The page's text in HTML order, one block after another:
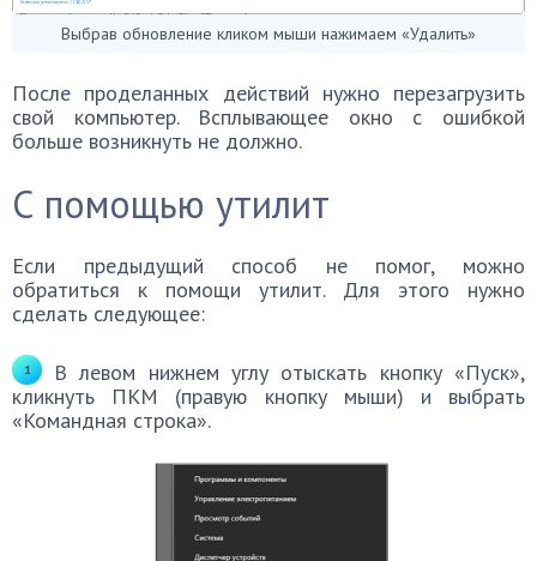
Выбрав обновление кликом мыши нажимаем «Удалить»
После проделанных действий нужно перезагрузить
свой компьютер. Всплывающее окно с ошибкой
больше возникнуть не должно.
С помощью утилит
Если предыдущий способ не помог, можно
обратиться к помощи утилит. Для этого нужно
сделать следующее:
В левом нижнем углу отыскать кнопку «Пуск»,
кликнуть ПКМ (правую кнопку мыши) и выбрать
«Командная строка».